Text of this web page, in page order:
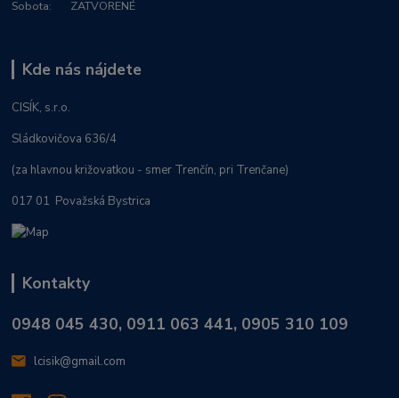
Sobota: ZATVORENÉ
Kde nás nájdete
CISÍK, s.r.o.
Sládkovičova 636/4
(za hlavnou križovatkou - smer Trenčín, pri Trenčane)
017 01 Považská Bystrica
Kontakty
0948 045 430, 0911 063 441, 0905 310 109
lcisik@gmail.com